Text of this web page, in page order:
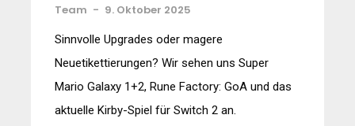
Team - 9. Oktober 2025
Sinnvolle Upgrades oder magere
Neuetikettierungen? Wir sehen uns Super
Mario Galaxy 1+2, Rune Factory: GoA und das
aktuelle Kirby-Spiel für Switch 2 an.